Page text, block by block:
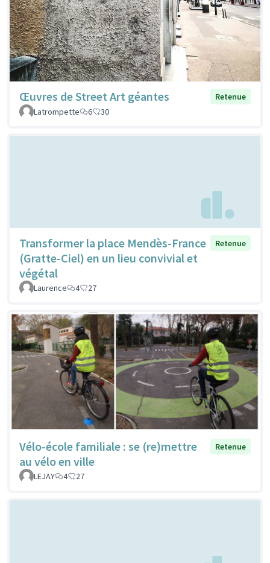
Œuvres de Street Art géantes
Retenue
Latrompette
6 30
Transformer la place Mendès-France
(Gratte-Ciel) en un lieu convivial et
végétal
Retenue
Laurence 4 27
Vélo-école familiale : se (re)mettre
au vélo en ville
Retenue
LEJAY 4 27